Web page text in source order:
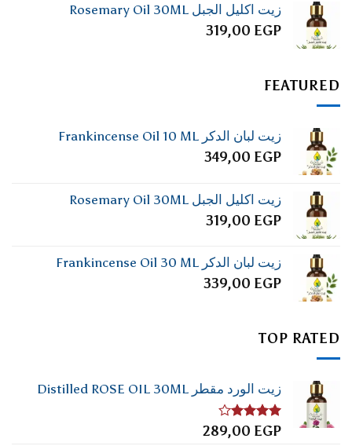
زيت اكليل الجبل Rosemary Oil 30ML
319,00 EGP
FEATURED
زيت لبان الدكر Frankincense Oil 10 ML
349,00 EGP
زيت اكليل الجبل Rosemary Oil 30ML
319,00 EGP
زيت لبان الدكر Frankincense Oil 30 ML
339,00 EGP
TOP RATED
زيت الورد مقطر Distilled ROSE OIL 30ML
تم
289,00 EGP